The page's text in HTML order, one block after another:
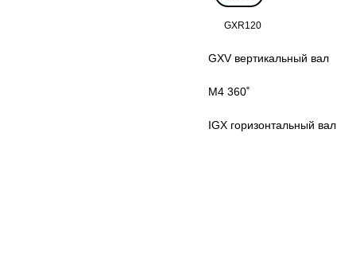
GXR120
GXV вертикальный вал
M4 360˚
IGX горизонтальный вал